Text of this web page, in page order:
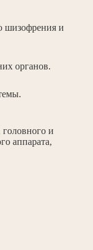
шизофрения и
органов.
и
аппарата,